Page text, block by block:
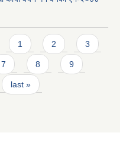
1 2 3
7 8 9
last »